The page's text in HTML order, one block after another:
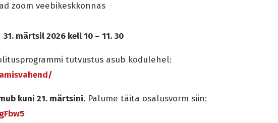
zoom veebikeskkonnas
31. märtsil 2026 kell 10 – 11. 30
tutvustus asub kodulehel:
kuni 21. märtsini. Palume täita osalusvorm siin: